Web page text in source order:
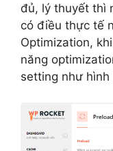
đủ, lý thuyết thì
có điều thực tế
Optimization,
năng
setting như hình